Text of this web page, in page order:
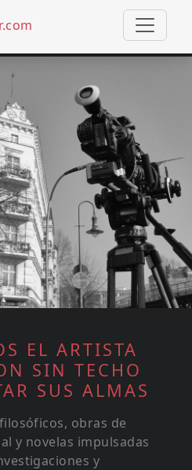
EL ARTISTA
SIN TECHO
SUS ALMAS
obras de
y novelas impulsadas
y